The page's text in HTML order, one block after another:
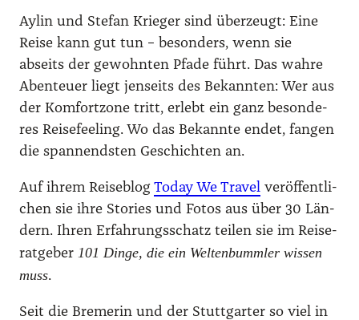
Aylin und Ste­fan Krie­ger sind über­zeugt: Eine
Rei­se kann gut tun – beson­ders, wenn sie
abseits der gewohn­ten Pfa­de führt. Das wah­re
Aben­teu­er liegt jen­seits des Bekann­ten: Wer aus
der Kom­fort­zo­ne tritt, erlebt ein ganz beson­de­
res Rei­se­fee­ling. Wo das Bekann­te endet, fan­gen
die span­nends­ten Geschich­ten an.
Auf ihrem Rei­se­blog Today We Tra­vel ver­öf­fent­li­
chen sie ihre Sto­ries und Fotos aus über 30 Län­
dern. Ihren Erfah­rungs­schatz tei­len sie im Rei­se­
rat­ge­ber 101 Din­ge, die ein Wel­ten­bumm­ler wis­sen
muss.
Seit die Bre­me­rin und der Stutt­gar­ter so viel in